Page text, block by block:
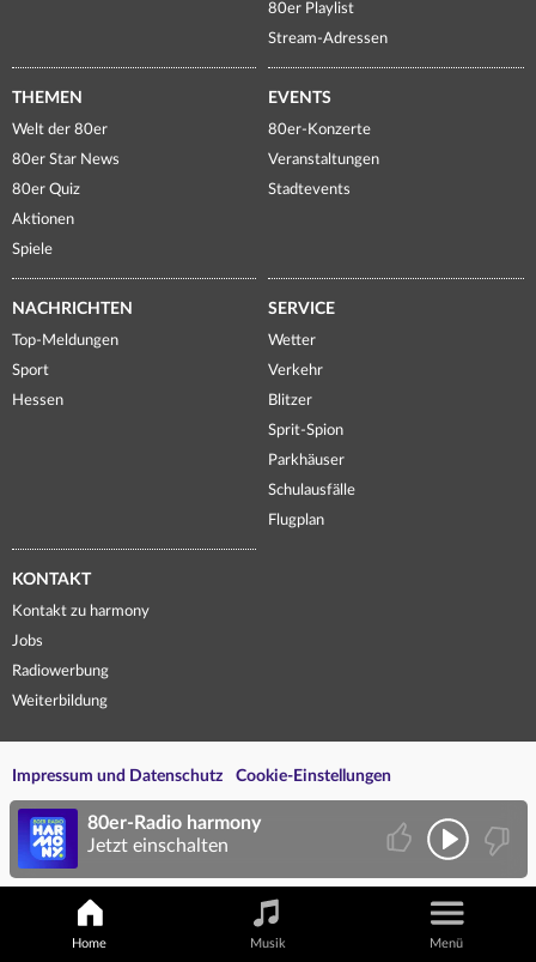
80er Playlist
Stream-Adressen
THEMEN
Welt der 80er
80er Star News
80er Quiz
Aktionen
Spiele
EVENTS
80er-Konzerte
Veranstaltungen
Stadtevents
NACHRICHTEN
Top-Meldungen
Sport
Hessen
SERVICE
Wetter
Verkehr
Blitzer
Sprit-Spion
Parkhäuser
Schulausfälle
Flugplan
KONTAKT
Kontakt zu harmony
Jobs
Radiowerbung
Weiterbildung
Impressum und Datenschutz Cookie-Einstellungen
Home Musik Menü
80er-Radio harmony
Jetzt einschalten